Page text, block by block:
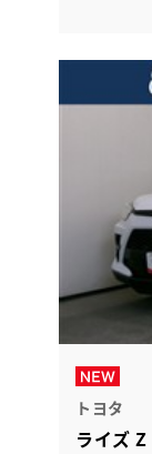
トヨタ
ライズ Z